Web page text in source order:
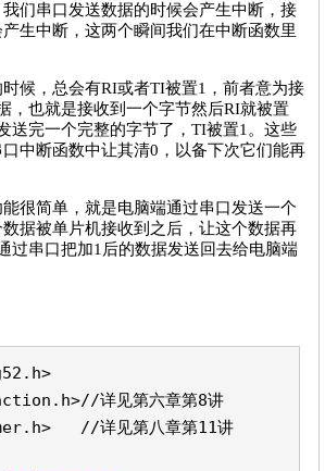
们串口发送数据的时候会产生中断，接
生中断，这两个瞬间我们在中断函数里
候，总会有RI或者TI被置1，前者意为接
，也就是接收到一个字节然后RI就被置
送完一个完整的字节了，TI被置1。这些
中断函数中让其清0，以备下次它们能再
很简单，就是电脑端通过串口发送一个
据被单片机接收到之后，让这个数据再
过串口把加1后的数据发送回去给电脑端
详见第六章第8讲
//详见第八章第11讲